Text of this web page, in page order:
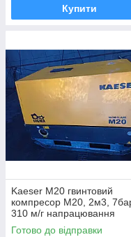
Купити
Kaeser M20 гвинтовий
компресор M20, 2м3,
310 м/г напрацювання
Готово до відправки